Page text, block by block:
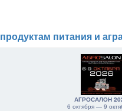
питания и
АГРОСАЛОН
6 октября — 9